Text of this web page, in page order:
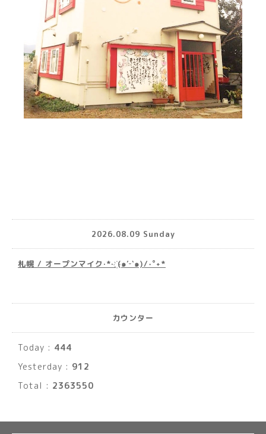
2026.08.09 Sunday
札幌 / オープンマイク·*· ҉(๑′ᵕ‵๑)/‧˚︎˖*
カウンター
Today : 444
Yesterday : 912
Total : 2363550